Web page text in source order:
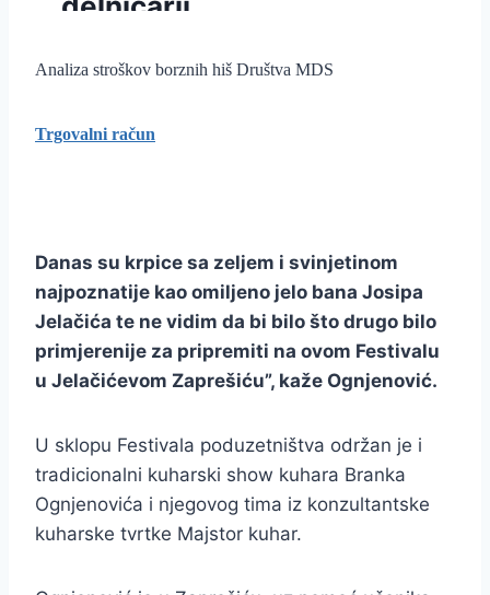
Analiza stroškov borznih hiš Društva MDS
Trgovalni račun
Danas su krpice sa zeljem i svinjetinom
najpoznatije kao omiljeno jelo bana Josipa
Jelačića te ne vidim da bi bilo što drugo bilo
primjerenije za pripremiti na ovom Festivalu
u Jelačićevom Zaprešiću”, kaže Ognjenović.
U sklopu Festivala poduzetništva održan je i
tradicionalni kuharski show kuhara Branka
Ognjenovića i njegovog tima iz konzultantske
kuharske tvrtke Majstor kuhar.